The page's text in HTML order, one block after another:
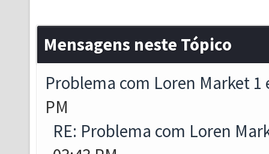
Mensagens neste Tópico
Problema com Loren Market 1
PM
RE: Problema com Loren